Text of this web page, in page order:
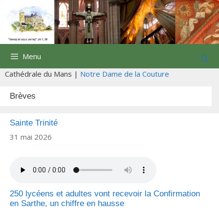
contenu
Menu
Cathédrale du Mans | Notre Dame de la Couture
Brèves
Sainte Trinité
31 mai 2026
250 lycéens et adultes vont recevoir la Confirmation
en Sarthe, un chiffre en hausse